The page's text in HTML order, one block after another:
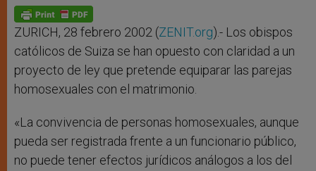
p
p
g
e
r
o
k
ZURICH, 28 febrero 2002 (ZENIT.org).- Los obispos
católicos de Suiza se han opuesto con claridad a un
proyecto de ley que pretende equiparar las parejas
homosexuales con el matrimonio.
«La convivencia de personas homosexuales, aunque
pueda ser registrada frente a un funcionario público,
no puede tener efectos jurídicos análogos a los del